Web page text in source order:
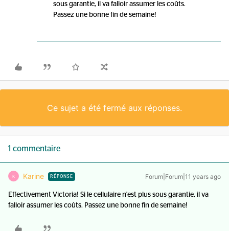
sous garantie, il va falloir assumer les coûts.
Passez une bonne fin de semaine!
Ce sujet a été fermé aux réponses.
1 commentaire
K Karine RÉPONSE Forum|Forum|11 years ago
Effectivement Victoria! Si le cellulaire n'est plus sous garantie, il va
falloir assumer les coûts. Passez une bonne fin de semaine!